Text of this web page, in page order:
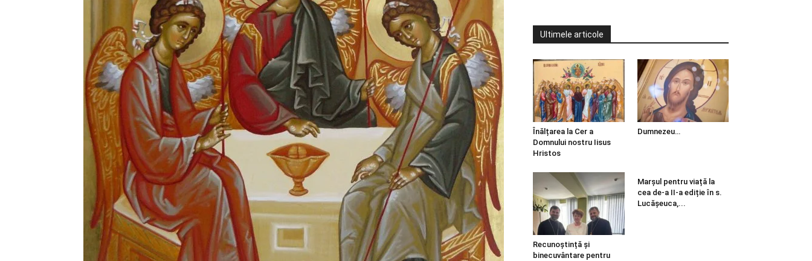
Ultimele articole
Înălțarea la Cer a
Domnului nostru Iisus
Hristos
Dumnezeu…
Recunoștință și
binecuvântare pentru
Marșul pentru viață la
cea de-a II-a ediție în s.
Lucășeuca,...